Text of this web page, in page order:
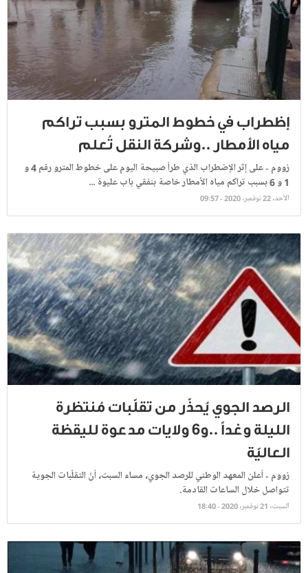
إظطراب في خطوط المترو بسبب تراكم
مياه الأمطار ..وشركة النقل تُعلم
زووم - على إثر الإضطراب الذي طرأ صبيحة اليوم على خطوط المترو رقم 4 و
1 و 6 بسبب تراكم مياه الأمطار خاصة بنفقي باب عليوة ...
الأحد، 22 نوفمبر، 2020 - 09:57
الرصد الجوي يُحذّر من تقلّبات مُنتظرة
الليلة وغداً ..و6 ولايات مدعوة لليقظة
العاليّة
زووم - أعلن المعهد الوطني للرصد الجوي، مساء السبت، أنّ التقلّبات الجوية
تتواصل خلال الساعات القادمة.
السبت، 21 نوفمبر، 2020 - 18:40